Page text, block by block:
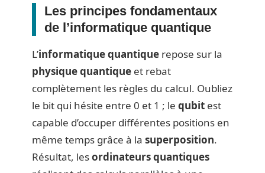
Les principes fondamentaux
de l’informatique quantique
L’informatique quantique repose sur la
physique quantique et rebat
complètement les règles du calcul. Oubliez
le bit qui hésite entre 0 et 1 ; le qubit est
capable d’occuper différentes positions en
même temps grâce à la superposition.
Résultat, lesordinateurs quantiques